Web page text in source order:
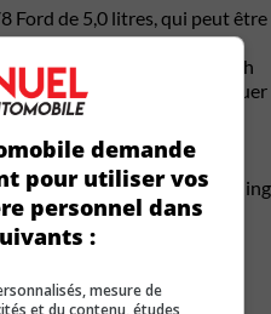
Ford de 5,0 litres, qui peut être
ou à une boîte
maximale est de 654 ch
à vide qui devrait se situer
devrait permettre de
environ, selon AC. La
km/h.AC n’a pas encore
285 000 livres sterling
de commande sont déjà
sont prévues pour 2024. La
demande
pour utiliser vos
personnel dans
:
mesure de
et du contenu, études